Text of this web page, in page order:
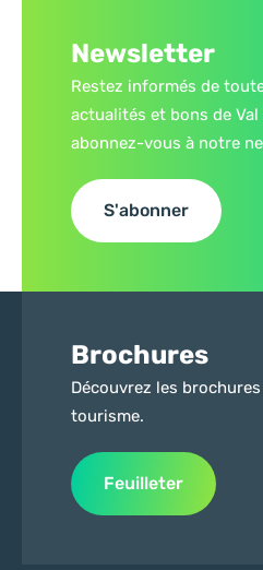
Newsletter
Restez informés de
actualités et bons de Val
abonnez-vous à notre
S'abonner
Brochures
Découvrez les brochures
tourisme.
Feuilleter